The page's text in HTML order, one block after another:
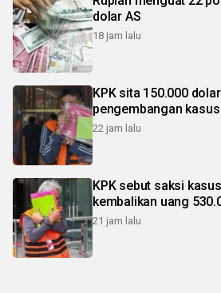
dolar AS
18 jam lalu
KPK sita 150.000
pengembangan
22 jam lalu
KPK sebut saksi
kembalikan uang
21 jam lalu